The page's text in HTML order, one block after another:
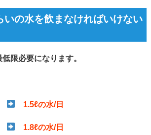
いの水を飲まなければいけない
限必要になります。
1.5ℓの水/日
1.8ℓの水/日